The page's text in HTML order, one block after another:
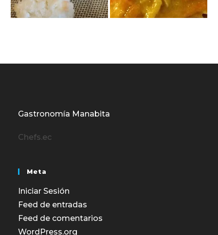
Gastronomía Manabita
Chefs.ec
Meta
Iniciar Sesión
Feed de entradas
Feed de comentarios
WordPress.org